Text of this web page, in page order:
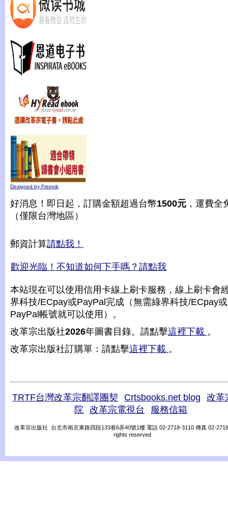
Designed by Freepik
好消息！即日起，訂購金額超過台幣1500元 ，運費全
（僅限台灣地區）
郵資計算請點我！
歡迎光臨！不知道如何下手嗎？請點我
本站現在可以使用信用卡線上刷卡服務，線上刷卡會
界科技/ECpay或PayPal完成（無需綠界科技/ECpay或
PayPal帳號就可以使用）。
改革宗出版社2026年圖書目錄。請點擊這裡下載 。
改革宗出版社訂購單：請點擊這裡下載 。
TRTF台灣改革宗翻譯團契 Crtsbooks.net blog
改革
院
改革宗電視台 服務信箱
改革宗出版社 台北市南京東路四段133巷6弄40號1樓 電話 02-2718-3110 傳真 02-
rights reserved